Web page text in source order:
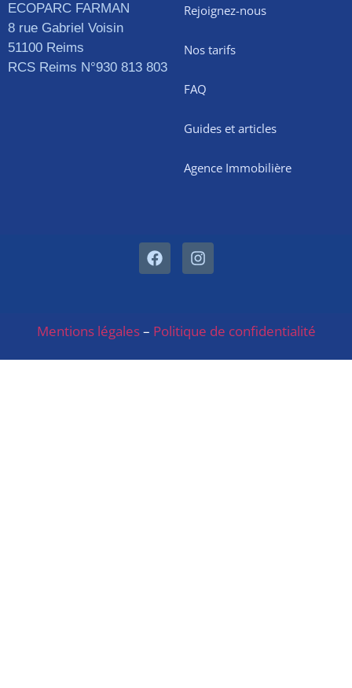
ECOPARC FARMAN
8 rue Gabriel Voisin
51100 Reims
RCS Reims N°930 813 803
Rejoignez-nous
Nos tarifs
FAQ
Guides et articles
Agence Immobilière
Mentions légales– Politique de confidentialité